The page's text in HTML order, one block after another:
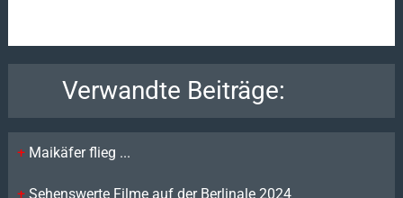
Verwandte Beiträge:
Maikäfer flieg ...
Sehenswerte Filme auf der Berlinale 2024